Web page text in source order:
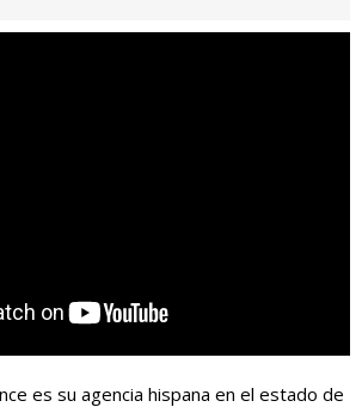
es su agencia hispana en el estado de